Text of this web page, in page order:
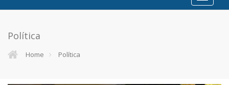
Política
Home Política